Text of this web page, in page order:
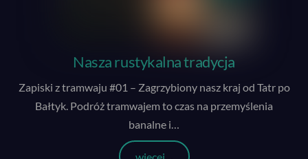
Nasza rustykalna tradycja
Zapiski z tramwaju #01 – Zagrzybiony nasz kraj od Tatr po
Bałtyk. Podróż tramwajem to czas na przemyślenia
banalne i…